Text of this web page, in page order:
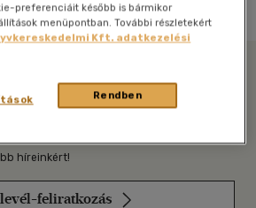
az irodalommal!
híreinkért!
feliratkozás
preferenciáit később is bármikor
menüpontban. További részletekért
Kft. adatkezelési
Rendben